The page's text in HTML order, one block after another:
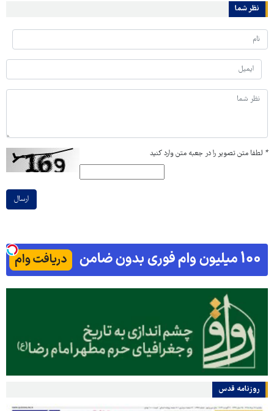
نظر شما
* لطفا متن تصویر را در جعبه متن وارد کنید
ارسال
روزنامه قدس